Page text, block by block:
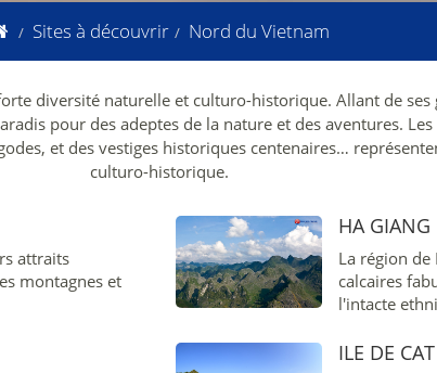
Sites à découvrir Nord du Vietnam
diversité naturelle et culturo-historique. Allant de ses
pour des adeptes de la nature et des aventures.
et des vestiges historiques centenaires…
culturo-historique.
attraits
montagnes et
HA GIANG
La région de
calcaires
l'intacte
ILE DE